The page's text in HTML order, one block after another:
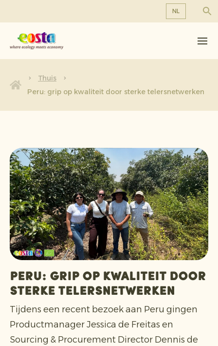
NL
Over ons
Producten
Duurzaamheid
Thuis
Peru: grip op kwaliteit door sterke telersnetwerken
Peru: grip op kwaliteit door
sterke telersnetwerken
Tijdens een recent bezoek aan Peru gingen
Productmanager Jessica de Freitas en
Sourcing & Procurement Director Dennis de